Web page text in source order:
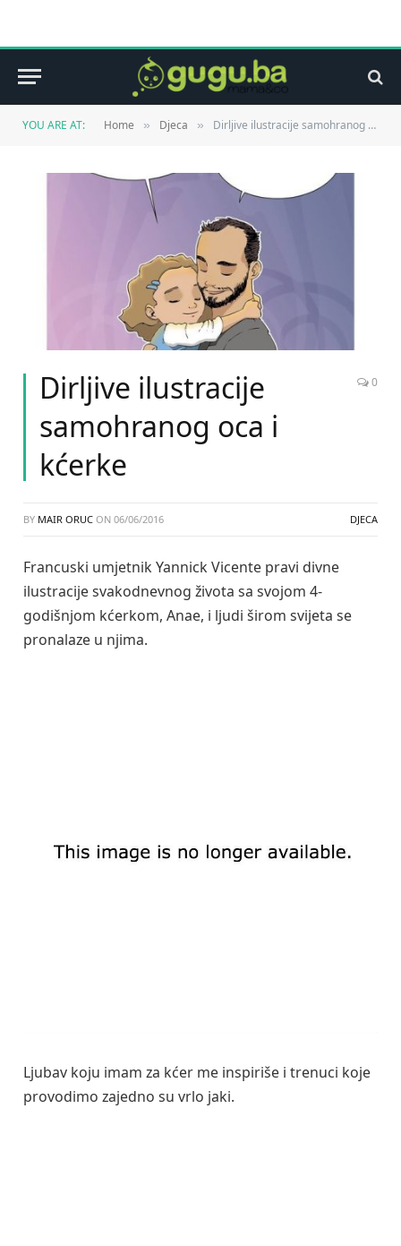
YOU ARE AT: Home » Djeca » Dirljive ilustracije samohranog oca i kćerke
Dirljive ilustracije
samohranog oca i
kćerke
0
BY MAIR ORUC ON 06/06/2016 DJECA
Francuski umjetnik Yannick Vicente pravi divne
ilustracije svakodnevnog života sa svojom 4-
godišnjom kćerkom, Anae, i ljudi širom svijeta se
pronalaze u njima.
Ljubav koju imam za kćer me inspiriše i trenuci koje
provodimo zajedno su vrlo jaki.